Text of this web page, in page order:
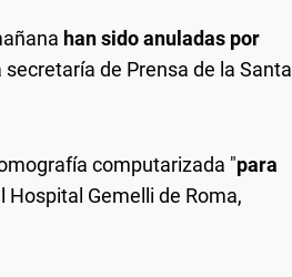
han sido anuladas por
de Prensa de la Santa
computarizada "para
Hospital Gemelli de Roma,